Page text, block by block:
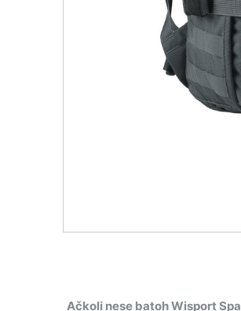
Ačkoli nese batoh Wisport